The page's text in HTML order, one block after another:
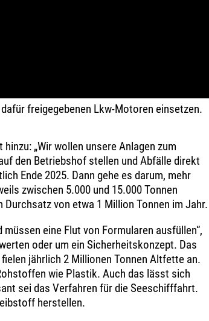
freigegebenen Lkw-Motoren einsetzen.
„Wir wollen unsere Anlagen zum
den Betriebshof stellen und Abfälle direkt
Ende 2025. Dann gehe es darum, mehr
zwischen 5.000 und 15.000 Tonnen
Durchsatz von etwa 1 Million Tonnen im Jahr.
eine Flut von Formularen ausfüllen“,
oder um ein Sicherheitskonzept. Das
jährlich 2 Millionen Tonnen Altfette an.
wie Plastik. Auch das lässt sich
sei das Verfahren für die Seeschifffahrt.
herstellen.